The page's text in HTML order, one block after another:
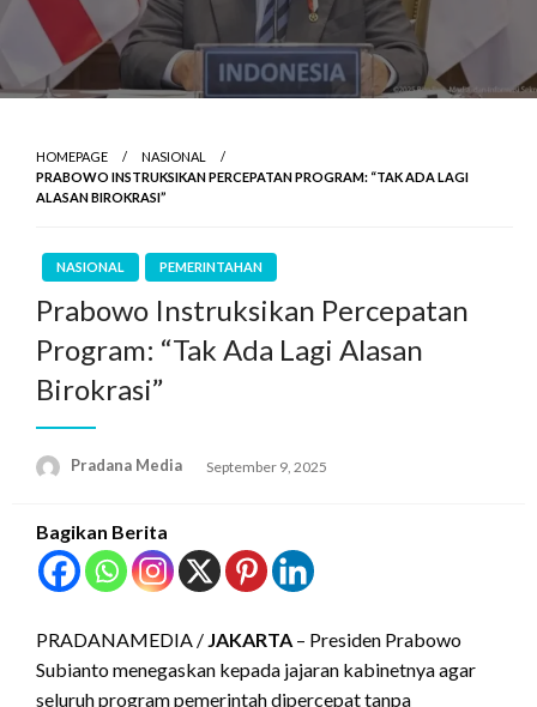
HOMEPAGE
NASIONAL
PRABOWO INSTRUKSIKAN PERCEPATAN PROGRAM: “TAK ADA LAGI
ALASAN BIROKRASI”
NASIONAL PEMERINTAHAN
Prabowo Instruksikan Percepatan
Program: “Tak Ada Lagi Alasan
Birokrasi”
Pradana Media September 9, 2025
Bagikan Berita
PRADANAMEDIA / JAKARTA – Presiden Prabowo
Subianto menegaskan kepada jajaran kabinetnya agar
seluruh program pemerintah dipercepat tanpa